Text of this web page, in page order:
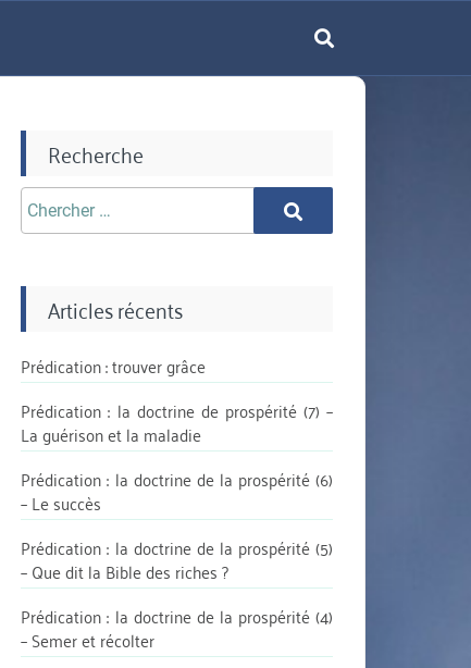
Recherche
Chercher
aprè:
Chercher
Articles récents
Prédication : trouver grâce
Prédication : la doctrine de prospérité (7) –
La guérison et la maladie
Prédication : la doctrine de la prospérité (6)
– Le succès
Prédication : la doctrine de la prospérité (5)
– Que dit la Bible des riches ?
Prédication : la doctrine de la prospérité (4)
– Semer et récolter